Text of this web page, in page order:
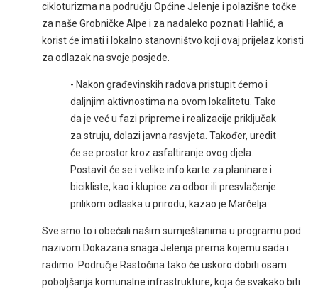
cikloturizma na području Općine Jelenje i polazišne točke
za naše Grobničke Alpe i za nadaleko poznati Hahlić, a
korist će imati i lokalno stanovništvo koji ovaj prijelaz koristi
za odlazak na svoje posjede.
- Nakon građevinskih radova pristupit ćemo i
daljnjim aktivnostima na ovom lokalitetu. Tako
da je već u fazi pripreme i realizacije priključak
za struju, dolazi javna rasvjeta. Također, uredit
će se prostor kroz asfaltiranje ovog djela.
Postavit će se i velike info karte za planinare i
bicikliste, kao i klupice za odbor ili presvlačenje
prilikom odlaska u prirodu, kazao je Marčelja.
Sve smo to i obećali našim sumještanima u programu pod
nazivom Dokazana snaga Jelenja prema kojemu sada i
radimo. Područje Rastočina tako će uskoro dobiti osam
poboljšanja komunalne infrastrukture, koja će svakako biti